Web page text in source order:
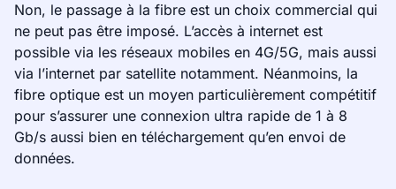
Non, le passage à la fibre est un choix commercial qui
ne peut pas être imposé. L’accès à internet est
possible via les réseaux mobiles en 4G/5G, mais aussi
via l’internet par satellite notamment. Néanmoins, la
fibre optique est un moyen particulièrement compétitif
pour s’assurer une connexion ultra rapide de 1 à 8
Gb/s aussi bien en téléchargement qu’en envoi de
données.